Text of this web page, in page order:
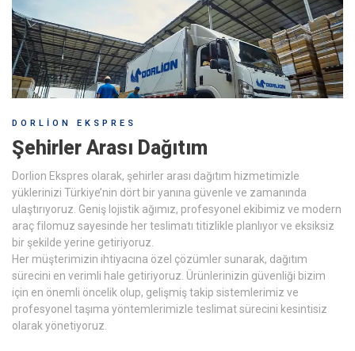
DORLION EKSPRES
Şehirler Arası Dağıtım
Dorlion Ekspres olarak, şehirler arası dağıtım hizmetimizle
yüklerinizi Türkiye’nin dört bir yanına güvenle ve zamanında
ulaştırıyoruz. Geniş lojistik ağımız, profesyonel ekibimiz ve modern
araç filomuz sayesinde her teslimatı titizlikle planlıyor ve eksiksiz
bir şekilde yerine getiriyoruz.
Her müşterimizin ihtiyacına özel çözümler sunarak, dağıtım
sürecini en verimli hale getiriyoruz. Ürünlerinizin güvenliği bizim
için en önemli öncelik olup, gelişmiş takip sistemlerimiz ve
profesyonel taşıma yöntemlerimizle teslimat sürecini kesintisiz
olarak yönetiyoruz.